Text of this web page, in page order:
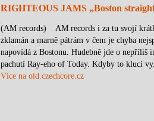
RIGHTEOUS JAMS „Boston straight
(AM records) AM records i za tu svojí
zklamán a marně pátrám v čem je chyba
napovídá z Bostonu. Hudebně jde o
pachutí Ray-eho of Today. Kdyby to kluci
Více na old.czechcore.cz